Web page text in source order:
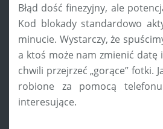
Błąd dość finezyjny, ale
Kod blokady standardowo
minucie. Wystarczy, że
a ktoś może nam zmienić datę
chwili przejrzeć „gorące” fotki.
robione za pomocą
interesujące.